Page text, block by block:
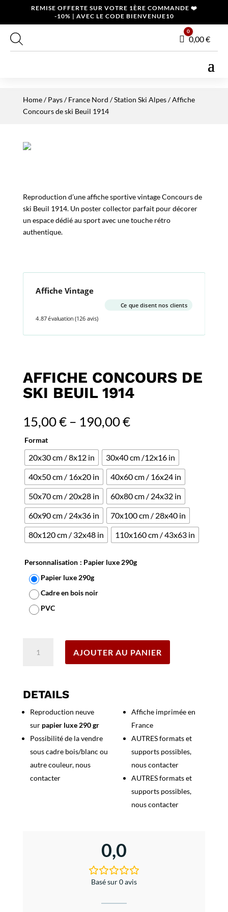
REMISE OFFERTE SUR VOTRE 1ÈRE COMMANDE ❤️
-10% | AVEC LE CODE BIENVENUE10
Panier
0
0,00€
Home/Pays/France Nord /Station Ski Alpes/ Affiche
Concours de ski Beuil 1914
Reproduction d’une affiche sportive vintage Concours de
ski Beuil 1914. Un poster collector parfait pour décorer
un espace dédié au sport avec une touche rétro
authentique.
Affiche Vintage
Ce que disent nos clients
4.87 évaluation (126 avis)
AFFICHE CONCOURS DE
SKI BEUIL 1914
15,00€– 190,00€
Format
20x30 cm / 8x12 in
30x40 cm /12x16 in
40x50 cm / 16x20 in
40x60 cm / 16x24 in
50x70 cm / 20x28 in
60x80 cm / 24x32 in
60x90 cm / 24x36 in
70x100 cm / 28x40 in
80x120 cm / 32x48 in
110x160 cm / 43x63 in
Personnalisation : Papier luxe 290g
Papier luxe 290g
Cadre en bois noir
PVC
de
Beuil
1914
AJOUTER AU PANIER
DETAILS
Reproduction neuve
sur papier luxe 290 gr
Possibilité de la vendre
sous cadre bois/blanc ou
autre couleur, nous
contacter
Affiche imprimée en
France
AUTRES formats et
supports possibles,
nous contacter
AUTRES formats et
supports possibles,
nous contacter
0,0
Basé sur 0 avis